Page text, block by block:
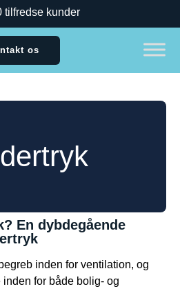
tilfredse kunder
os
En dybdegående
inden for ventilation, og
for både bolig- og